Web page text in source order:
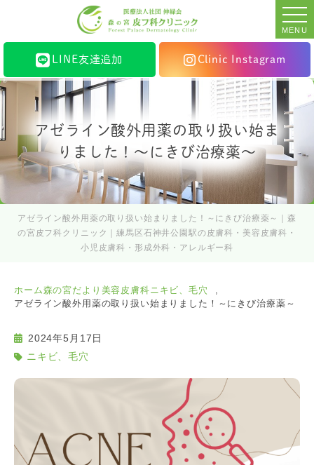
MENU
LINE友達追加 Clinic Instagram
アゼライン酸外用薬の取り扱い始ま
りました！～にきび治療薬～
アゼライン酸外用薬の取り扱い始まりました！～にきび治療薬～｜森
の宮皮フ科クリニック｜練馬区石神井公園駅の皮膚科・美容皮膚科・
小児皮膚科・形成外科・アレルギー科
ホーム森の宮だより 美容皮膚科ニキビ、毛穴
アゼライン酸外用薬の取り扱い始まりました！～にきび治療薬～
2024年5月17日
ニキビ、毛穴